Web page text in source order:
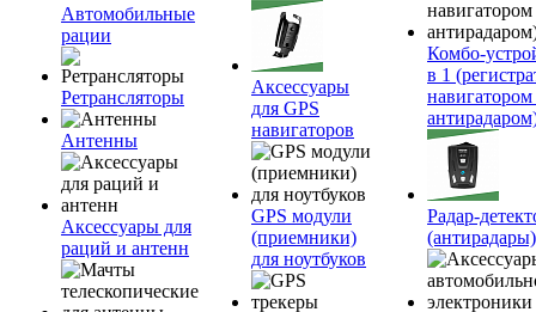
Автомобильные
рации
Ретрансляторы
Антенны
Аксессуары для
раций и антенн
Аксессуары
для GPS
навигаторов
GPS модули
(приемники)
для ноутбуков
Комбо-
в 1
Радар-
(антирадары)